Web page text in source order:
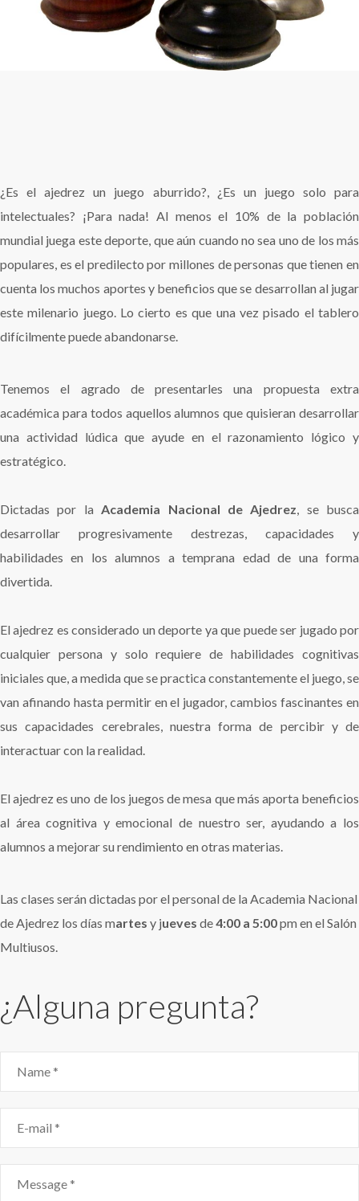
¿Es el ajedrez un juego aburrido?, ¿Es un juego solo para
intelectuales? ¡Para nada! Al menos el 10% de la población
mundial juega este deporte, que aún cuando no sea uno de los más
populares, es el predilecto por millones de personas que tienen en
cuenta los muchos aportes y beneficios que se desarrollan al jugar
este milenario juego. Lo cierto es que una vez pisado el tablero
difícilmente puede abandonarse.
Tenemos el agrado de presentarles una propuesta extra
académica para todos aquellos alumnos que quisieran desarrollar
una actividad lúdica que ayude en el razonamiento lógico y
estratégico.
Dictadas por laAcademia Nacional de Ajedrez, se busca
desarrollar progresivamente destrezas, capacidades y
habilidades en los alumnos a temprana edad de una forma
divertida.
El ajedrez es considerado un deporte ya que puede ser jugado por
cualquier persona y solo requiere de habilidades cognitivas
iniciales que, a medida que se practica constantemente el juego, se
van afinando hasta permitir en el jugador, cambios fascinantes en
sus capacidades cerebrales, nuestra forma de percibir y de
interactuar con la realidad.
El ajedrez es uno de los juegos de mesa que más aporta beneficios
al área cognitiva y emocional de nuestro ser, ayudando a los
alumnos a mejorar su rendimiento en otras materias.
Las clases serán dictadas por el personal de la Academia Nacional
de Ajedrez los días martes y jueves de4:00 a 5:00pm en el Salón
Multiusos.
¿Alguna pregunta?